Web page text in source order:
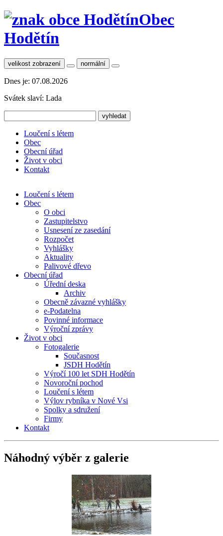
Obec
Hodětín
velikost zobrazení normální
Dnes je: 07.08.2026
Svátek slaví: Lada
Loučení s létem
Obec
Obecní úřad
Život v obci
Kontakt
Loučení s létem
Obec
O obci
Zastupitelstvo
Usnesení ze zasedání
Rozpočet
Vyhlášky
Aktuality
Palivové dřevo
Obecní úřad
Úřední deska
Archiv
Obecně závazné vyhlášky
e-Podatelna
Povinné informace
Výroční zprávy
Život v obci
Fotogalerie
Současnost
JSDH Hodětín
Výročí 100 let SDH Hodětín
Novoroční pochod
Loučení s létem
Výlov rybníka v Nové Vsi
Spolky a sdružení
Firmy
Kontakt
Náhodný výběr z galerie